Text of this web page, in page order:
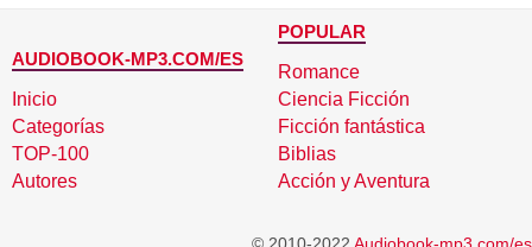
AUDIOBOOK-MP3.COM/ES
Inicio
Categorías
TOP-100
Autores
POPULAR
Romance
Ciencia Ficción
Ficción fantástica
Biblias
Acción y Aventura